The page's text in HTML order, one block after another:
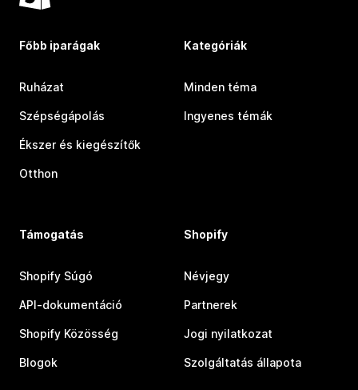
Főbb iparágak
Ruházat
Szépségápolás
Ékszer és kiegészítők
Otthon
Kategóriák
Minden téma
Ingyenes témák
Támogatás
Shopify Súgó
API-dokumentáció
Shopify Közösség
Blogok
Shopify
Névjegy
Partnerek
Jogi nyilatkozat
Szolgáltatás állapota